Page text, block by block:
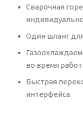
Сварочная
Один шланг
во время
Быстрая
интерфейса